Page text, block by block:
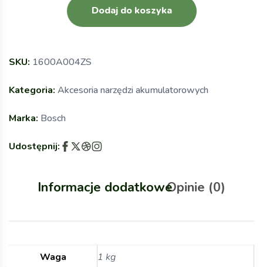
Dodaj do koszyka
SKU: 1600A004ZS
Kategoria: Akcesoria narzędzi akumulatorowych
Marka: Bosch
Udostępnij:
Informacje dodatkoweOpinie (0)
Waga
1 kg